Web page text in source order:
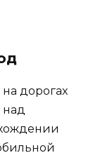
дорогах